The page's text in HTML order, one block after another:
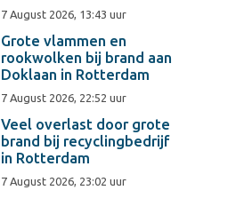
7 August 2026, 13:43 uur
Grote vlammen en
rookwolken bij brand aan
Doklaan in Rotterdam
7 August 2026, 22:52 uur
Veel overlast door grote
brand bij recyclingbedrijf
in Rotterdam
7 August 2026, 23:02 uur